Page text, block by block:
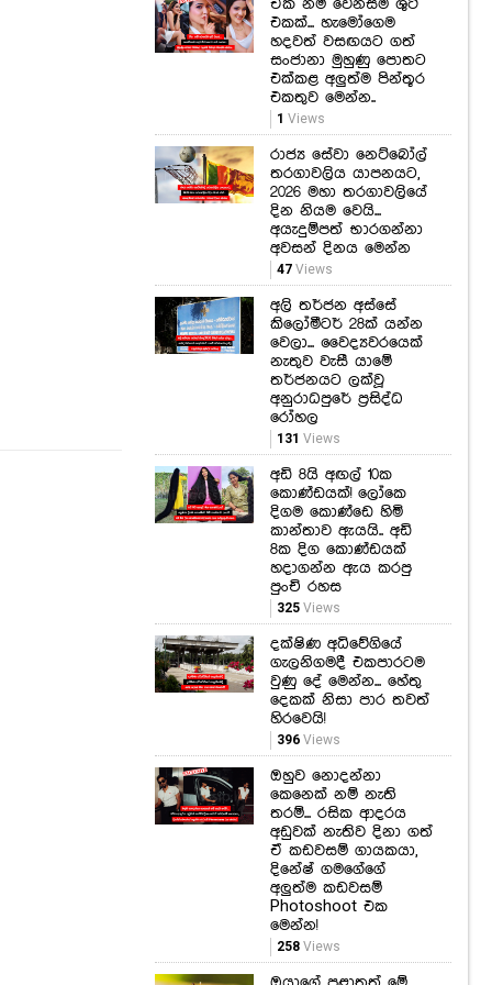
Views
එකතුව මෙන්න..
1Views
රාජ්‍ය සේවා නෙට්බෝල්
තරගාවලිය යාපනයට,
2026 මහා තරගාවලියේ
දින නියම වෙයි...
අයැදුම්පත් භාරගන්නා
අවසන් දිනය මෙන්න
47Views
අලි තර්ජන අස්සේ
කිලෝමීටර් 28ක් යන්න
වෙලා... වෛද්‍යවරයෙක්
නැතුව වැසී යාමේ
තර්ජනයට ලක්වූ
අනුරාධපුරේ ප්‍රසිද්ධ
රෝහල
131Views
අඩි 8යි අඟල් 10ක
කොණ්ඩයක්! ලෝකෙ
දිගම කොණ්ඩෙ හිමි
කාන්තාව ඇයයි.. අඩි
8ක දිග කොණ්ඩයක්
හදාගන්න ඇය කරපු
පුංචි රහස
325Views
දක්ෂිණ අධිවේගියේ
ගැලනිගමදී එකපාරටම
වුණු දේ මෙන්න... හේතු
දෙකක් නිසා පාර තවත්
හිරවෙයි!
396Views
ඔහුව නොදන්නා
කෙනෙක් නම් නැති
තරම්... රසික ආදරය
අඩුවක් නැතිව දිනා ගත්
ඒ කඩවසම් ගායකයා,
දිනේෂ් ගමගේගේ
අලුත්ම කඩවසම්
Photoshoot එක
මෙන්න!
258Views
ඔයාගේ පළාතත් මේ
අධි-අවදානම් ලිස්ට්
එකේ තියෙනවද? ඩෙංගු
මාරයාගෙන් බිහිසුණු
වාර්තාවක්!